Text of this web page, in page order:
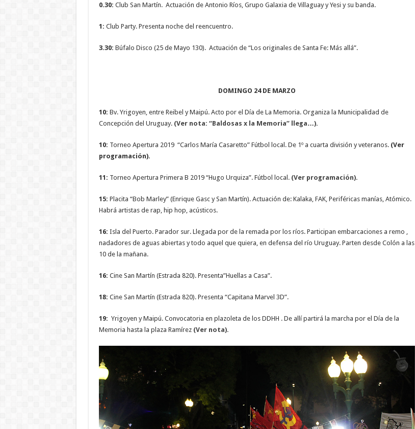
0.30: Club San Martín. Actuación de Antonio Ríos, Grupo Galaxia de Villaguay y Yesi y su banda.
1: Club Party. Presenta noche del reencuentro.
3.30: Búfalo Disco (25 de Mayo 130). Actuación de “Los originales de Santa Fe: Más allá”.
DOMINGO 24 DE MARZO
10: Bv. Yrigoyen, entre Reibel y Maipú. Acto por el Día de La Memoria. Organiza la Municipalidad de
Concepción del Uruguay.(Ver nota: “Baldosas x la Memoria” llega…).
10: Torneo Apertura 2019 “Carlos María Casaretto” Fútbol local. De 1º a cuarta división y veteranos.(Ver
programación).
11: Torneo Apertura Primera B 2019 “Hugo Urquiza”. Fútbol local. (Ver programación).
15: Placita “Bob Marley” (Enrique Gasc y San Martín). Actuación de: Kalaka, FAK, Periféricas manías, Atómico.
Habrá artistas de rap, hip hop, acústicos.
16: Isla del Puerto. Parador sur. Llegada por de la remada por los ríos. Participan embarcaciones a remo ,
nadadores de aguas abiertas y todo aquel que quiera, en defensa del río Uruguay. Parten desde Colón a las
10 de la mañana.
16: Cine San Martín (Estrada 820). Presenta”Huellas a Casa”.
18: Cine San Martín (Estrada 820). Presenta “Capitana Marvel 3D”.
19: Yrigoyen y Maipú. Convocatoria en plazoleta de los DDHH . De allí partirá la marcha por el Día de la
Memoria hasta la plaza Ramírez (Ver nota).